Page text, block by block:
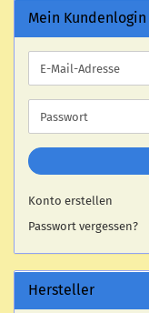
Mein Kundenlogin
E-
Mail-
Adresse
Passwort
Konto erstellen
Passwort vergessen?
Hersteller